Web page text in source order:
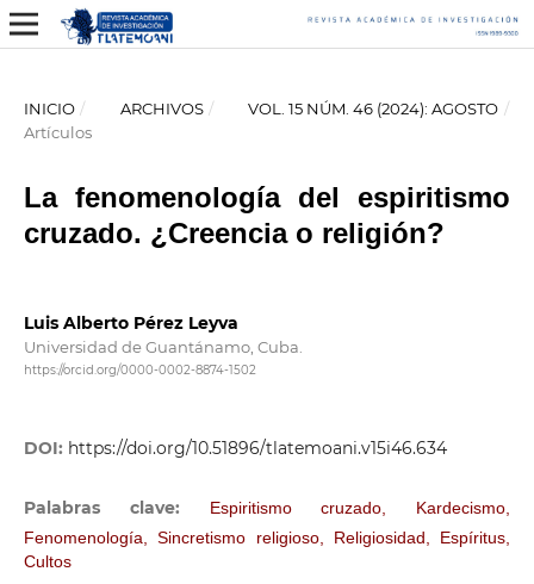
INICIO / ARCHIVOS / VOL. 15 NÚM. 46 (2024): AGOSTO /
Artículos
La fenomenología del espiritismo
cruzado. ¿Creencia o religión?
Luis Alberto Pérez Leyva
Universidad de Guantánamo, Cuba.
https://orcid.org/0000-0002-8874-1502
DOI: https://doi.org/10.51896/tlatemoani.v15i46.634
Palabras clave:
Espiritismo cruzado, Kardecismo,
Fenomenología, Sincretismo religioso, Religiosidad, Espíritus,
Cultos